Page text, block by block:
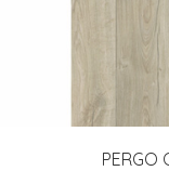
PERGO